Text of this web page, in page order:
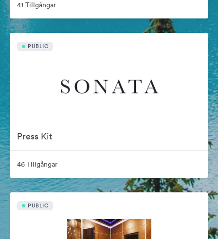
41 Tillgångar
PUBLIC
Press Kit
46 Tillgångar
PUBLIC